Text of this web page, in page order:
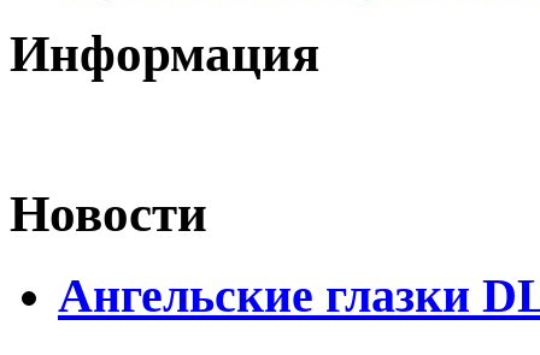
Информация
Новости
Ангельские глазки